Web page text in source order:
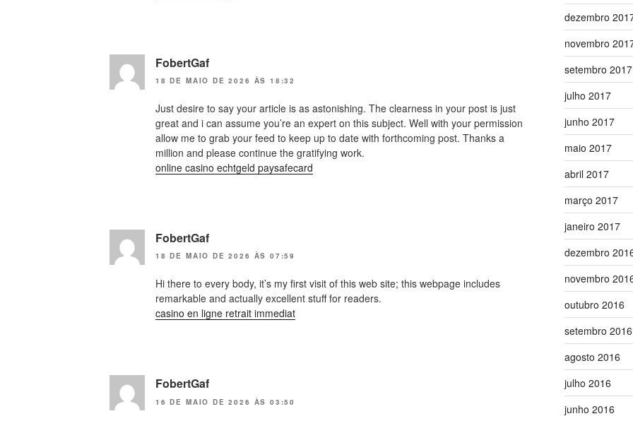
FobertGaf
18 DE MAIO DE 2026 ÀS 18:32
Just desire to say your article is as astonishing. The clearness in your post is just
great and i can assume you’re an expert on this subject. Well with your permission
allow me to grab your feed to keep up to date with forthcoming post. Thanks a
million and please continue the gratifying work.
online casino echtgeld paysafecard
FobertGaf
18 DE MAIO DE 2026 ÀS 07:59
Hi there to every body, it’s my first visit of this web site; this webpage includes
remarkable and actually excellent stuff for readers.
casino en ligne retrait immediat
FobertGaf
16 DE MAIO DE 2026 ÀS 03:50
dezembro
novembro
setembro 2017
julho 2017
junho 2017
maio 2017
abril 2017
março 2017
janeiro 2017
dezembro
novembro
outubro 2016
setembro 2016
agosto 2016
julho 2016
junho 2016